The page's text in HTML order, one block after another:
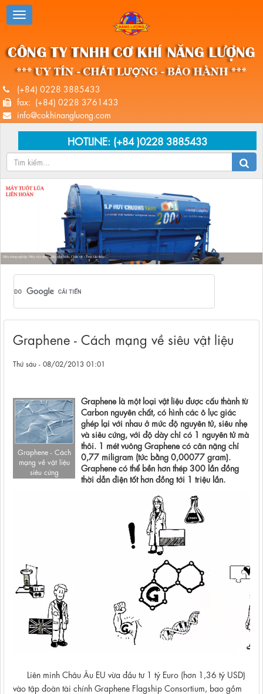
(+84) 0228 3885433
fax: (+84) 0228 3761433
info@cokhinangluong.com
HOTLINE: (+84 )0228 3885433
Máy nông nghiệp, Máy xây dựng, Máy chế biến, Chân vịt - Trục tàu thủy...
Graphene - Cách mạng về siêu vật liệu
Thứ sáu - 08/02/2013 01:01
Graphene - Cách
mạng về vật liệu
siêu cứng
Graphene là một loại vật liệu được cấu thành từ
Carbon nguyên chất, có hình các ô lục giác
ghép lại với nhau ở mức độ nguyên tử, siêu nhẹ
và siêu cứng, với độ dày chỉ có 1 nguyên tử mà
thôi. 1 mét vuông Graphene có cân nặng chỉ
0,77 miligram (tức bằng 0,00077 gram).
Graphene có thể bền hơn thép 300 lần đồng
thời dẫn điện tốt hơn đồng tới 1 triệu lần.
Liên minh Châu Âu EU vừa đầu tư 1 tỷ Euro (hơn 1,36 tỷ USD)
vào tập đoàn tài chính Graphene Flagship Consortium, bao gồm